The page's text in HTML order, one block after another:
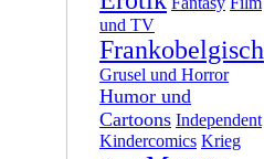
und TV
Frankobelgisch
Grusel und Horror
Humor und
Cartoons Independent
Kindercomics Krieg